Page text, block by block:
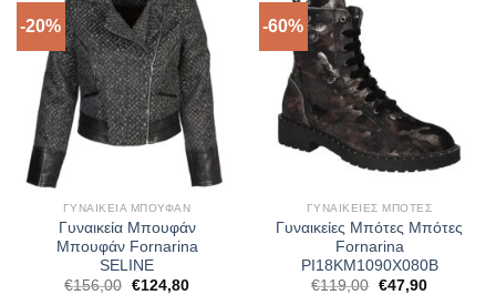
-20%
ΓΥΝΑΙΚΕΊΑ ΜΠΟΥΦΆΝ
Γυναικεία Μπουφάν
Μπουφάν Fornarina
SELINE
€156,00 Original
€124,80Η
-60%
ΓΥΝΑΙΚΕΊΕΣ ΜΠΌΤΕΣ
Γυναικείες Μπότες Μπότες
Fornarina
PI18KM1090X080B
€119,00 Original
€47,90Η